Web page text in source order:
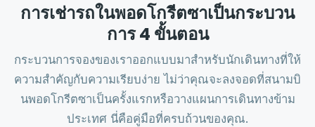
การเช่ารถในพอดโกรีตซาเป็นกระบวน
การ 4 ขั้นตอน
กระบวนการจองของเราออกแบบมาสำหรับนักเดินทางที่ให้
ความสำคัญกับความเรียบง่าย ไม่ว่าคุณจะลงจอดที่สนามบิ
นพอดโกรีตซาเป็นครั้งแรกหรือวางแผนการเดินทางข้าม
ประเทศ นี่คือคู่มือที่ครบถ้วนของคุณ.